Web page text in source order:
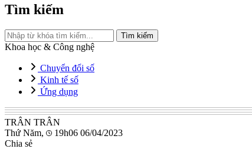
Tìm kiếm
Tìm kiếm
Khoa học & Công nghệ
Chuyển đổi số
Kinh tế số
Ứng dụng
TRÂN TRÂN
Thứ Năm,
19h06 06/04/2023
Chia sẻ